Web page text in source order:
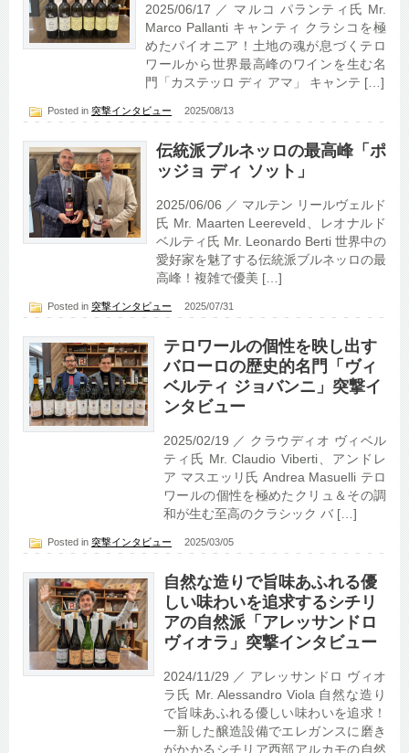
2025/06/17 ／ マルコ パランティ氏 Mr.
Marco Pallanti キャンティ クラシコを極
めたパイオニア！土地の魂が息づくテロ
ワールから世界最高峰のワインを生む名
門「カステッロ ディ アマ」 キャンテ […]
Posted in 突撃インタビュー 2025/08/13
伝統派ブルネッロの最高峰「ポ
ッジョ ディ ソット」
2025/06/06 ／ マルテン リールヴェルド
氏 Mr. Maarten Leereveld、レオナルド
ベルティ氏 Mr. Leonardo Berti 世界中の
愛好家を魅了する伝統派ブルネッロの最
高峰！複雑で優美 […]
Posted in 突撃インタビュー 2025/07/31
テロワールの個性を映し出す
バローロの歴史的名門「ヴィ
ベルティ ジョバンニ」突撃イ
ンタビュー
2025/02/19 ／ クラウディオ ヴィベル
ティ氏 Mr. Claudio Viberti、アンドレ
ア マスエッリ氏 Andrea Masuelli テロ
ワールの個性を極めたクリュ＆その調
和が生む至高のクラシック バ […]
Posted in 突撃インタビュー 2025/03/05
自然な造りで旨味あふれる優
しい味わいを追求するシチリ
アの自然派「アレッサンドロ
ヴィオラ」突撃インタビュー
2024/11/29 ／ アレッサンドロ ヴィオ
ラ氏 Mr. Alessandro Viola 自然な造り
で旨味あふれる優しい味わいを追求！
一新した醸造設備でエレガンスに磨き
がかかるシチリア西部アルカモの自然